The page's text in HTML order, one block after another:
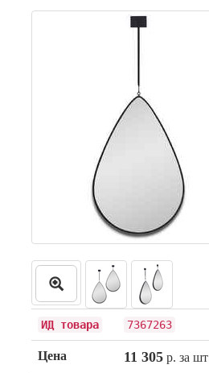
ИД товара 7367263
Цена 11 305р. за шт